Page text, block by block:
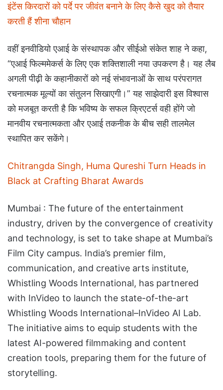
इंटेंस किरदारों को पर्दे पर जीवंत बनाने के लिए कैसे खुद को तैयार
करती हैं शीना चौहान
वहीं इनवीडियो एआई के संस्थापक और सीईओ संकेत शाह ने कहा,
“एआई फिल्ममेकर्स के लिए एक शक्तिशाली नया उपकरण है। यह लैब
अगली पीढ़ी के कहानीकारों को नई संभावनाओं के साथ परंपरागत
रचनात्मक मूल्यों का संतुलन सिखाएगी।” यह साझेदारी इस विश्वास
को मजबूत करती है कि भविष्य के सफल क्रिएटर्स वही होंगे जो
मानवीय रचनात्मकता और एआई तकनीक के बीच सही तालमेल
स्थापित कर सकेंगे।
Chitrangda Singh, Huma Qureshi Turn Heads in
Black at Crafting Bharat Awards
Mumbai : The future of the entertainment
industry, driven by the convergence of creativity
and technology, is set to take shape at Mumbai’s
Film City campus. India’s premier film,
communication, and creative arts institute,
Whistling Woods International, has partnered
with InVideo to launch the state-of-the-art
Whistling Woods International–InVideo AI Lab.
The initiative aims to equip students with the
latest AI-powered filmmaking and content
creation tools, preparing them for the future of
storytelling.